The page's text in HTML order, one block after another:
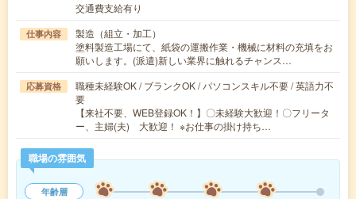
交通費支給有り
仕事内容
製造（組立・加工）
塗料製造工場にて、紙袋の運搬作業・機械に材料の充填をお
願いします。(派遣)新しい業界に触れるチャンス…
応募資格
職種未経験OK / ブランクOK / パソコンスキル不要 / 英語力不
要
【来社不要、WEB登録OK！】〇未経験大歓迎！〇フリータ
ー、主婦(夫) 大歓迎！ ※お仕事の掛け持ち…
職場の雰囲気
年齢層